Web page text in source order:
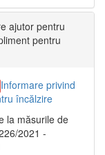
ajutor pentru
pentru
Informare privind
încălzire
la măsurile de
2021 -